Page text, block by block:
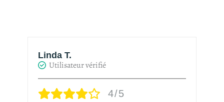
Linda T.
Utilisateur vérifié
4/5